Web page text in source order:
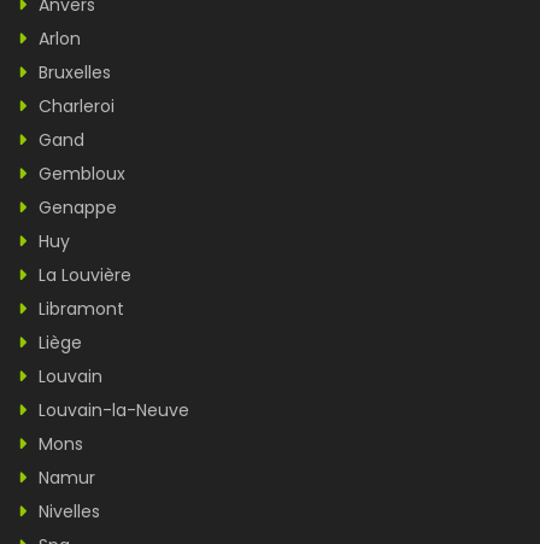
Arlon
Bruxelles
Charleroi
Gand
Gembloux
Genappe
Huy
La Louvière
Libramont
Liège
Louvain
Louvain-la-Neuve
Mons
Namur
Nivelles